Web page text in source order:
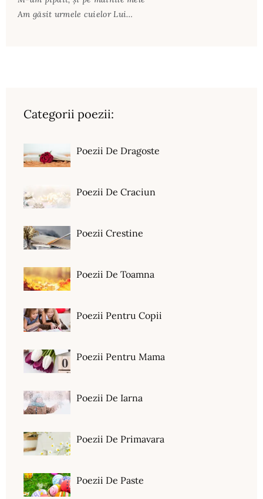
Am găsit urmele cuielor Lui…
Categorii poezii:
Poezii De Dragoste
Poezii De Craciun
Poezii Crestine
Poezii De Toamna
Poezii Pentru Copii
Poezii Pentru Mama
Poezii De Iarna
Poezii De Primavara
Poezii De Paste